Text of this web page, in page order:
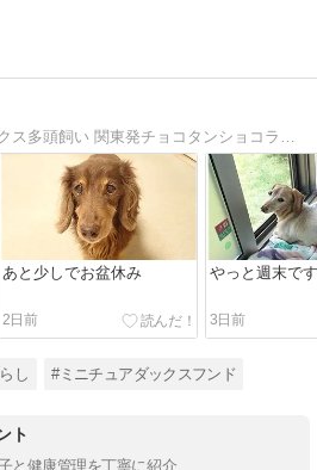
ロングとスムースダックス多頭飼い 関東発チョコタンショコラとスムースバニラ、ダックス女子の毎日
あと少しでお盆休み
2日前
やっと週末で
3日前
し #ミニチュアダックスフンド
ト
と健康管理を丁寧に紹介